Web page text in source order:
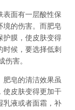
表面有一层酸性保
境的伤害。而肥皂
护膜，使皮肤变得
时候，要选择低刺
伤害。
肥皂的清洁效果虽
使皮肤变得更加干
乳液或者面霜，补